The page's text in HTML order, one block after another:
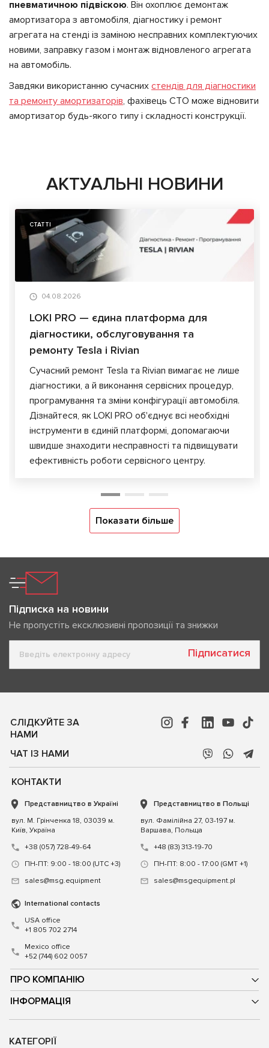
пневматичною підвіскою. Він охоплює демонтаж
амортизатора з автомобіля, діагностику і ремонт
агрегата на стенді із заміною несправних комплектуючих
новими, заправку газом і монтаж відновленого агрегата
на автомобіль.
Завдяки використанню сучасних стендів для діагностики
та ремонту амортизаторів, фахівець СТО може відновити
амортизатор будь-якого типу і складності конструкції.
АКТУАЛЬНІ НОВИНИ
СТАТТІ
04.08.2026
LOKI PRO — єдина платформа для
діагностики, обслуговування та
ремонту Tesla і Rivian
Сучасний ремонт Tesla та Rivian вимагає не лише
діагностики, а й виконання сервісних процедур,
програмування та зміни конфігурації автомобіля.
Дізнайтеся, як LOKI PRO об'єднує всі необхідні
інструменти в єдиній платформі, допомагаючи
швидше знаходити несправності та підвищувати
ефективність роботи сервісного центру.
Показати більше
Підписка на новини
Не пропустіть ексклюзивні пропозиції та знижки
Підписатися
СЛІДКУЙТЕ ЗА
НАМИ
ЧАТ ІЗ НАМИ
ПРО КОМПАНІЮ
ІНФОРМАЦІЯ
КОНТАКТИ
Представництво в Україні
вул. М. Грінченка 18, 03039 м.
Київ, Україна
+38 (057) 728-49-64
ПН-ПТ: 9:00 - 18:00 (UTC +3)
sales@msg.equipment
Представництво в Польщі
вул. Фамілійна 27, 03-197 м.
Варшава, Польща
+48 (83) 313-19-70
ПН-ПТ: 8:00 - 17:00 (GMT +1)
sales@msgequipment.pl
International contacts
USA office
+1 805 702 2714
Mexico office
+52 (744) 602 0057
КАТЕГОРІЇ